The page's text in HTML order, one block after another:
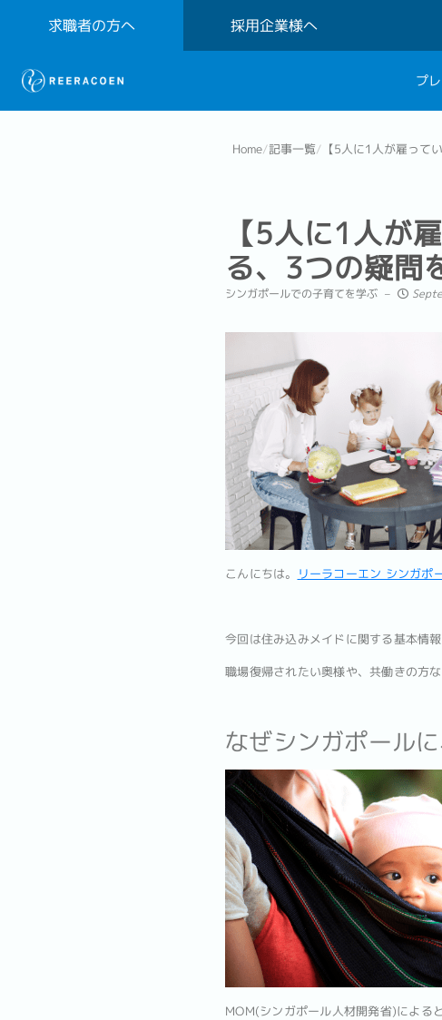
求職者の方へ 採用企業様へ
プ
Home/記事一覧/ 【5人に1人が雇って
【5人に1人が
る、3つの疑問
シンガポールでの子育てを学ぶ
こんにちは。 リーラコーエン シンガポ
今回は住み込みメイドに関する基本情
職場復帰されたい奥様や、共働きの方
なぜシンガポール
MOM(シンガポール人材開発省)による